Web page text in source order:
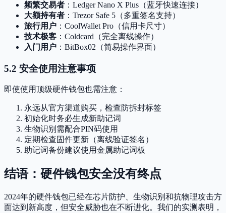
频繁交易者 ：Ledger Nano X Plus（蓝牙快速连接）
大额持有者 ：Trezor Safe 5（多重签名支持）
旅行用户 ：CoolWallet Pro（信用卡尺寸）
技术极客 ：Coldcard（完全离线操作）
入门用户 ：BitBox02（简易操作界面）
5.2 安全使用注意事项
即使使用顶级硬件钱包也需注意：
永远从官方渠道购买，检查防拆封标签
初始化时务必生成新助记词
生物识别需配合PIN码使用
定期检查固件更新（离线验证签名）
助记词备份建议使用金属助记词板
结语：硬件钱包安全没有终点
2024年的硬件钱包已经在芯片防护、生物识别和抗物理攻击方
面达到新高度，但安全威胁也在不断进化。我们的实测表明，